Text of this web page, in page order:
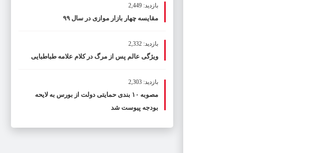
بازدید: 2,449
مقایسه چهار بازار موازی در سال ۹۹
بازدید: 2,332
ویژگی عالم پس از مرگ در کلام علامه طباطبایی
بازدید: 2,303
مصوبه ۱۰ بندی حمایتی دولت از بورس به لایحه
بودجه پیوست شد